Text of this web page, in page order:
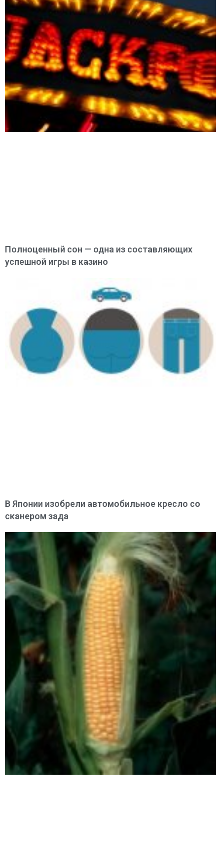
Полноценный сон — одна из составляющих
успешной игры в казино
В Японии изобрели автомобильное кресло со
сканером зада